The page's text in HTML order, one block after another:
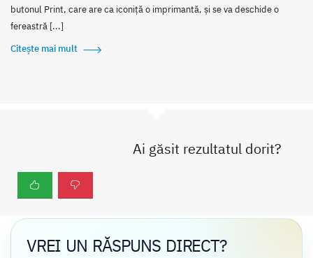
butonul Print, care are ca iconiță o imprimantă, și se va deschide o
fereastră [...]
Citește mai mult
Ai găsit rezultatul dorit?
VREI UN RĂSPUNS DIRECT?